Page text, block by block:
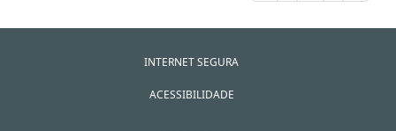
INTERNET SEGURA
ACESSIBILIDADE